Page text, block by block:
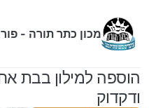
מכון כתר תורה -
הוספה למילון בבת
ודקדוק